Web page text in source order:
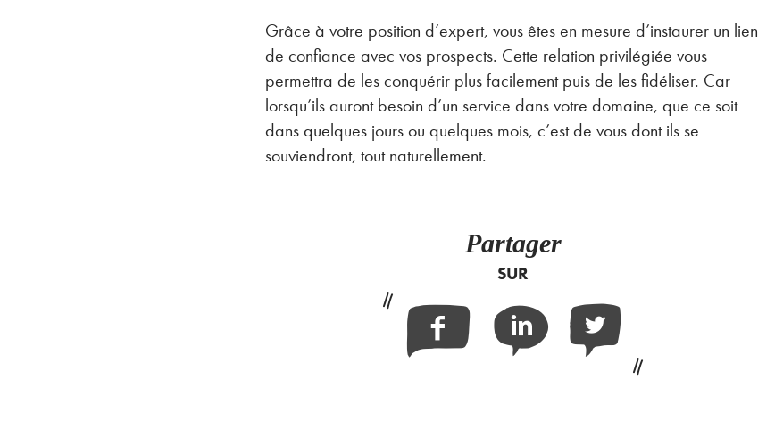
Grâce à votre position d’expert, vous êtes en mesure d’instaurer un lien
de confiance avec vos prospects. Cette relation privilégiée vous
permettra de les conquérir plus facilement puis de les fidéliser. Car
lorsqu’ils auront besoin d’un service dans votre domaine, que ce soit
dans quelques jours ou quelques mois, c’est de vous dont ils se
souviendront, tout naturellement.
Partager
SUR